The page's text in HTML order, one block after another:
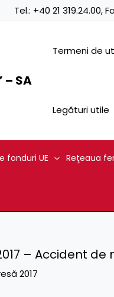
Tel.: +40 21 319.24.00,
SA
Termeni de
Legături utile
fonduri UE Reţeaua
– Accident
2017